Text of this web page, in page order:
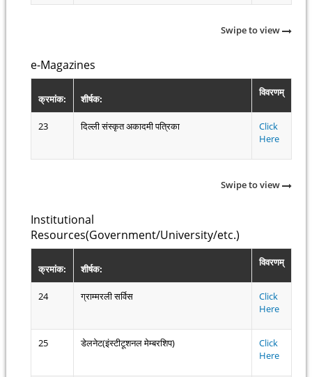
Swipe to view
e-Magazines
क्रमांक: शीर्षक:
विवरणम्
23 दिल्ली संस्कृत अकादमी पत्रिका
Click
Here
Swipe to view
Institutional
Resources(Government/University/etc.)
क्रमांक: शीर्षक:
विवरणम्
24 ग्राम्मरली सर्विस
Click
Here
25 डेलनेट(इंस्टीटूशनल मेम्बरशिप)
Click
Here